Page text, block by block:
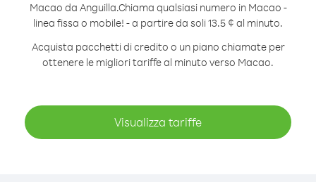
Macao da Anguilla.Chiama qualsiasi numero in Macao -
linea fissa o mobile! - a partire da soli 13.5 ¢ al minuto.
Acquista pacchetti di credito o un piano chiamate per
ottenere le migliori tariffe al minuto verso Macao.
Visualizza tariffe